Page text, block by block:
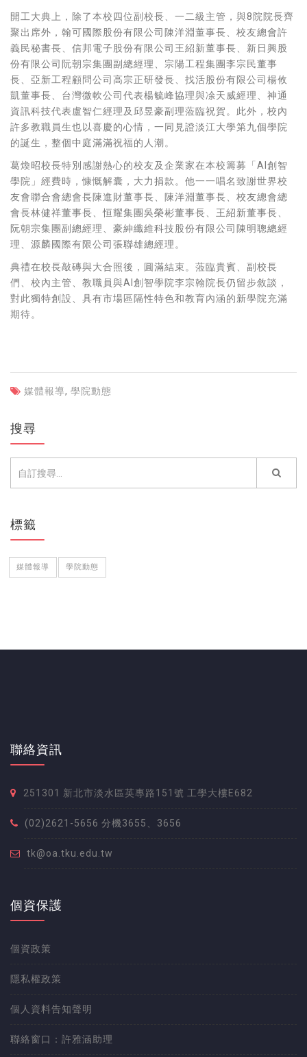
開工大典上，除了本校四位副校長、一二級主管，與8院院長齊
聚出席外，翰可國際股份有限公司陳洋淵董事長、校友總會許
義民秘書長、信邦電子股份有限公司王紹新董事長、新日興股
份有限公司阮朝宗集團副總經理、宗陽工程集團李宗民董事
長、亞新工程顧問公司高宗正研發長、找活股份有限公司楊攸
凱董事長、台灣微軟公司代表楊毓峰協理與凃天威經理、神通
資訊科技代表盧智仁經理及邱昱豪副理蒞臨祝賀。此外，校內
許多教職員生也以喜慶的心情，一同見證淡江大學第九個學院
的誕生，整個中庭滿滿祝福的人潮。
葛煥昭校長特別感謝熱心的校友及企業家在本校籌募「AI創智
學院」經費時，慷慨解囊，大力捐款。他一一唱名致謝世界校
友會聯合會總會長陳進財董事長、陳洋淵董事長、校友總會總
會長林健祥董事長、恒耀集團吳榮彬董事長、王紹新董事長、
阮朝宗集團副總經理、豪紳纖維科技股份有限公司陳明聰總經
理、源麟國際有限公司張聯雄總經理。
典禮在校長敲磚與大合照後，圓滿結束。蒞臨貴賓、副校長
們、校內主管、教職員與AI創智學院李宗翰院長仍留步敘談，
對此獨特創設、具有市場區隔性特色和教育內涵的新學院充滿
期待。
媒體報導, 學院動態
搜尋
標籤
媒體報導 學院動態
聯絡資訊
251301 新北市淡水區英專路151號 工學大樓E682
(02)2621-5656 分機3655、3656
tk@oa.tku.edu.tw
個資保護
個資政策
隱私權政策
個人資料告知聲明
聯絡窗口：許雅涵助理